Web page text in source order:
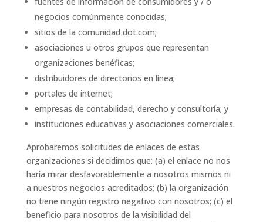
negocios comúnmente conocidas;
sitios de la comunidad dot.com;
asociaciones u otros grupos que representan
organizaciones benéficas;
distribuidores de directorios en línea;
portales de internet;
empresas de contabilidad, derecho y consultoría; y
instituciones educativas y asociaciones comerciales.
Aprobaremos solicitudes de enlaces de estas
organizaciones si decidimos que: (a) el enlace no nos
haría mirar desfavorablemente a nosotros mismos ni
a nuestros negocios acreditados; (b) la organización
no tiene ningún registro negativo con nosotros; (c) el
beneficio para nosotros de la visibilidad del